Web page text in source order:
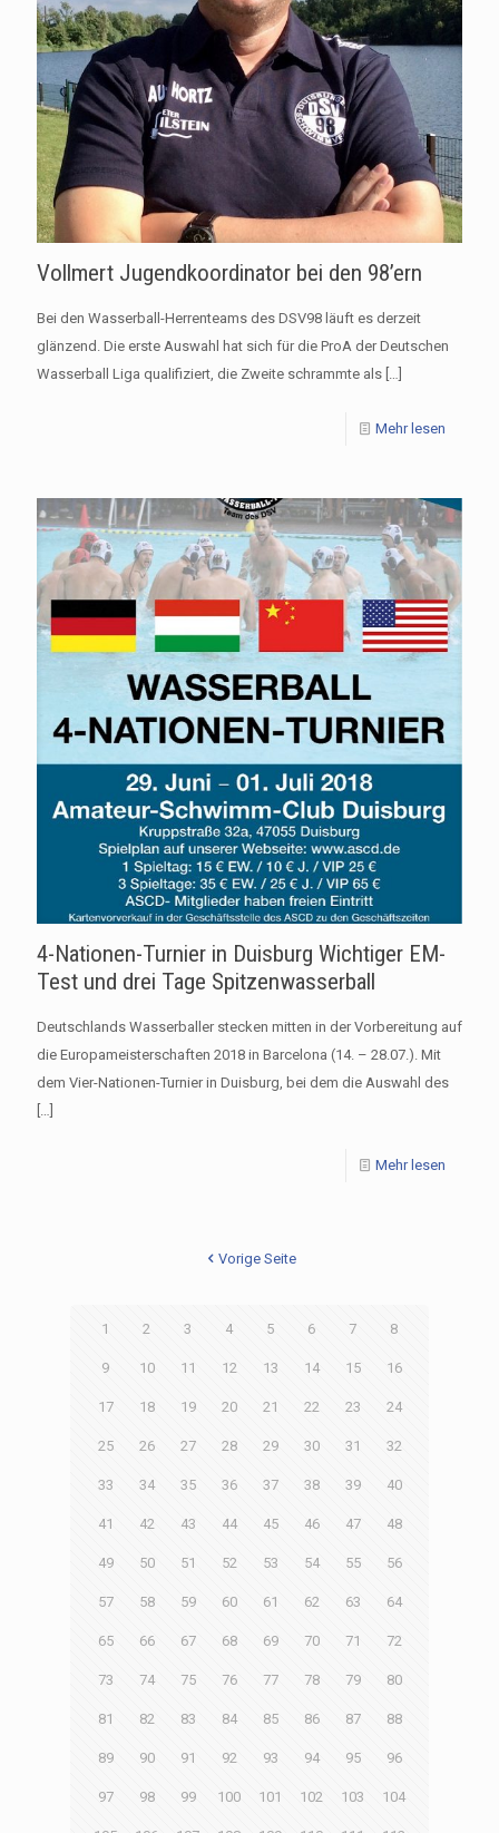
Vollmert Jugendkoordinator bei den 98’ern
Bei den Wasserball-Herrenteams des DSV98 läuft es derzeit
glänzend. Die erste Auswahl hat sich für die ProA der Deutschen
Wasserball Liga qualifiziert, die Zweite schrammte als
Mehr lesen
4-Nationen-Turnier in Duisburg Wichtiger EM-
Test und drei Tage Spitzenwasserball
Deutschlands Wasserballer stecken mitten in der Vorbereitung auf
die Europameisterschaften 2018 in Barcelona (14. – 28.07.). Mit
dem Vier-Nationen-Turnier in Duisburg, bei dem die Auswahl des
Mehr lesen
Vorige Seite
1 2 3 4 5 6 7 8
9 10 11 12 13 14 15 16
17 18 19 20 21 22 23 24
25 26 27 28 29 30 31 32
33 34 35 36 37 38 39 40
41 42 43 44 45 46 47 48
49 50 51 52 53 54 55 56
57 58 59 60 61 62 63 64
65 66 67 68 69 70 71 72
73 74 75 76 77 78 79 80
81 82 83 84 85 86 87 88
89 90 91 92 93 94 95 96
97 98 99 100 101 102 103 104